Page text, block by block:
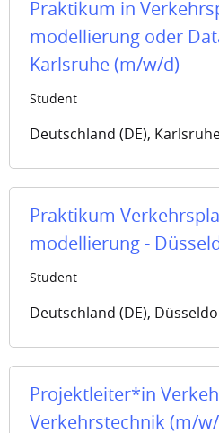
Praktikum in
modellierung oder
Karlsruhe (m/w/d)
Student
Deutschland (DE),
Praktikum
modellierung -
Student
Deutschland (DE),
Projektleiter*in
Verkehrstechnik (m/